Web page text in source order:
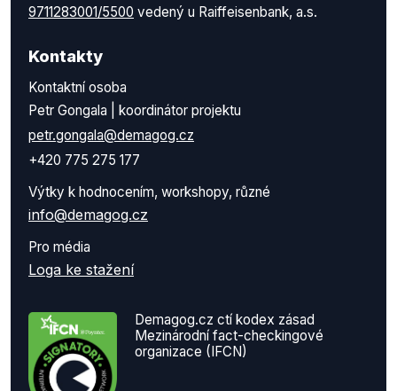
9711283001/5500 vedený u Raiffeisenbank, a.s.
Kontakty
Kontaktní osoba
Petr Gongala | koordinátor projektu
petr.gongala@demagog.cz
+420 775 275 177
Výtky k hodnocením, workshopy, různé
info@demagog.cz
Pro média
Loga ke stažení
Demagog.cz ctí kodex zásad
Mezinárodní fact-checkingové
organizace (IFCN)